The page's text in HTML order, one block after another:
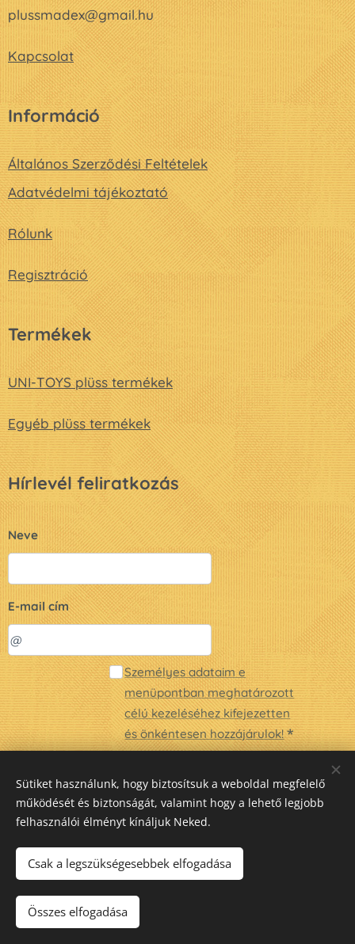
plussmadex@gmail.hu
Kapcsolat
Információ
Általános Szerződési Feltételek
Adatvédelmi tájékoztató
Rólunk
Regisztráció
Termékek
UNI-TOYS plüss termékek
Egyéb plüss termékek
Hírlevél feliratkozás
Neve
E-mail cím
Személyes adataim e
menüpontban meghatározott
célú kezeléséhez kifejezetten
és önkéntesen hozzájárulok!
Küldés
Sütik
Sütiket használunk, hogy biztosítsuk a weboldal megfelelő
működését és biztonságát, valamint hogy a lehető legjobb
felhasználói élményt kínáljuk Neked.
Csak a legszükségesebbek elfogadása
Összes elfogadása